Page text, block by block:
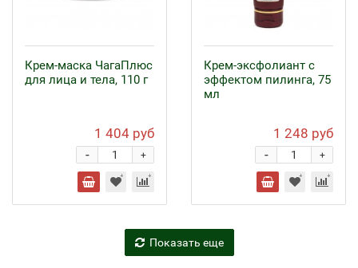
Крем-маска ЧагаПлюс
для лица и тела, 110 г
1 404 руб
+
-
Крем-эксфолиант с
эффектом пилинга, 75
мл
1 248 руб
+
-
Показать еще